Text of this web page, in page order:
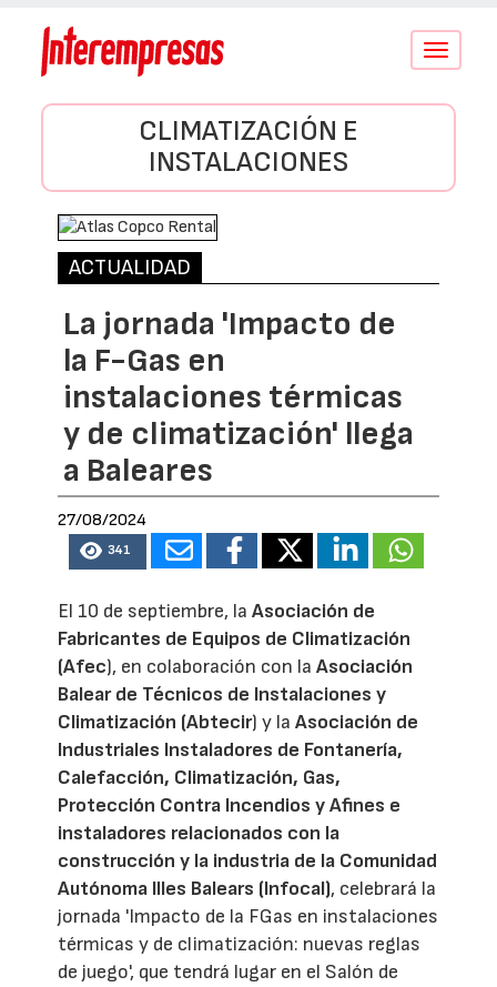
Conmutar
CLIMATIZACIÓN E
INSTALACIONES
ACTUALIDAD
La jornada 'Impacto de
la F-Gas en
instalaciones térmicas
y de climatización' llega
a Baleares
27/08/2024
341
El 10 de septiembre, laAsociación de
Fabricantes de Equipos de Climatización
(Afec), en colaboración con la Asociación
Balear de Técnicos de Instalaciones y
Climatización (Abtecir) y laAsociación de
Industriales Instaladores de Fontanería,
Calefacción, Climatización, Gas,
Protección Contra Incendios y Afines e
instaladores relacionados con la
construcción y la industria de la Comunidad
Autónoma Illes Balears (Infocal), celebrará la
jornada 'Impacto de la FGas en instalaciones
térmicas y de climatización: nuevas reglas
de juego', que tendrá lugar en el Salón de